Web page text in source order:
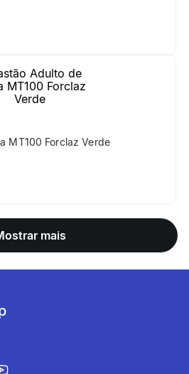
MT100 Forclaz Verde
mais